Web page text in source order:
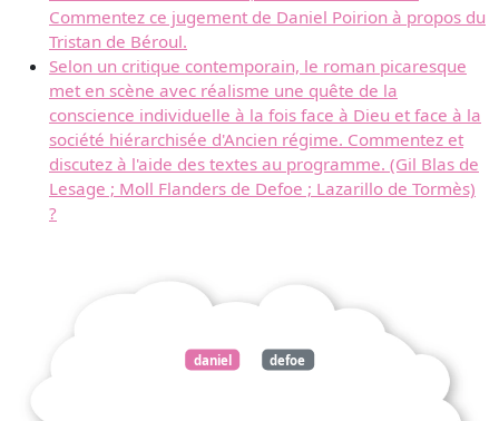
Commentez ce jugement de Daniel Poirion à propos du
Tristan de Béroul.
Selon un critique contemporain, le roman picaresque
met en scène avec réalisme une quête de la
conscience individuelle à la fois face à Dieu et face à la
société hiérarchisée d'Ancien régime. Commentez et
discutez à l'aide des textes au programme. (Gil Blas de
Lesage ; Moll Flanders de Defoe ; Lazarillo de Tormès)
?
daniel defoe